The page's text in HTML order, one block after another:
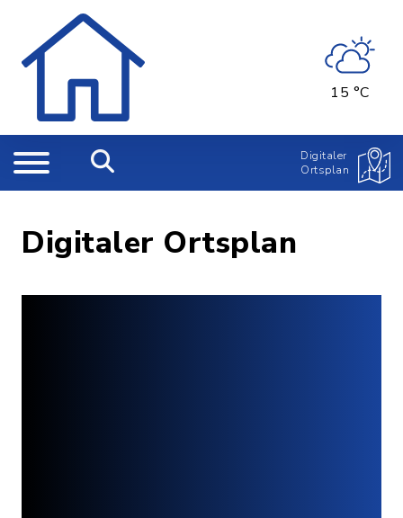
15 °C
Digitaler
Ortsplan
Digitaler Ortsplan